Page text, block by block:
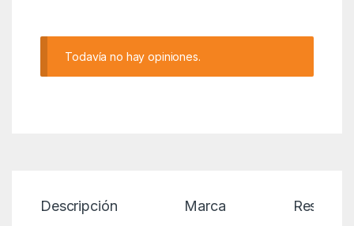
Todavía no hay opiniones.
Descripción Marca Reseñas